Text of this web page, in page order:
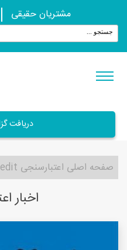
مشتریان حقیقی
دریافت
صفحه اصلی اعتبارسنجی MyCredit
اخبار